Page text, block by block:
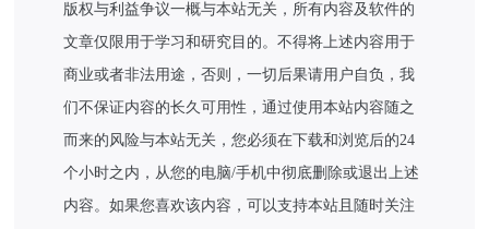
版权与利益争议一概与本站无关，所有内容及软件的
文章仅限用于学习和研究目的。不得将上述内容用于
商业或者非法用途，否则，一切后果请用户自负，我
们不保证内容的长久可用性，通过使用本站内容随之
而来的风险与本站无关，您必须在下载和浏览后的24
个小时之内，从您的电脑/手机中彻底删除或退出上述
内容。如果您喜欢该内容，可以支持本站且随时关注